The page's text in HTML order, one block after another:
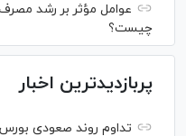
عوامل مؤثر بر رشد
چیست؟
پربازدیدترین اخبار